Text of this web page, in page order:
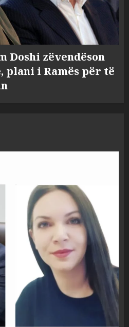
Doshi zëvendëson
plani i Ramës për të